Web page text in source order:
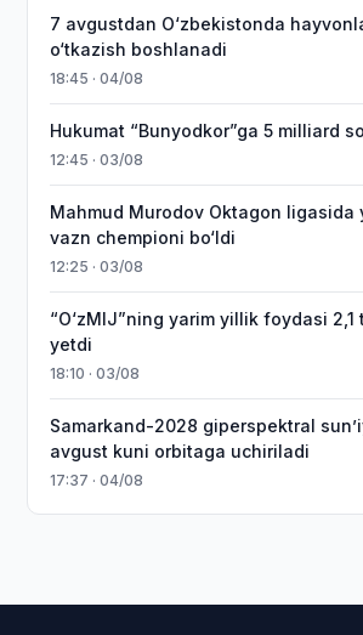
7 avgustdan O‘zbekistonda
o‘tkazish boshlanadi
18:45 · 04/08
Hukumat “Bunyodkor”ga 5 milliard
12:45 · 03/08
Mahmud Murodov Oktagon ligasida
vazn chempioni bo‘ldi
12:25 · 03/08
“O‘zMIJ”ning yarim yillik foydasi 2,1
yetdi
18:10 · 03/08
Samarkand-2028 giperspektral
avgust kuni orbitaga uchiriladi
17:37 · 04/08